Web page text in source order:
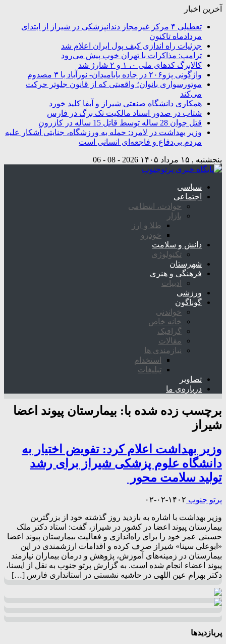
آخرین اخبار
تعطیلی ۴ مرکز غیرمجاز دندانپزشکی در شیراز از ابتدای
مردادماه تاکنون
جزئیات راه اندازی کیف پول ایران اعلام شد
ترامپ: مذاکرات با تهران خوب پیش می‌رود
کالابرگ کدهای ملی ۰، ۱ و ۲ شارژ شد
واژگونی پژو۲۰۶ در جاده بابامیدان- نورآباد با ۳ مصدوم
موتورسواری بانوان؛ واقعیتی که از قانون جلوتر حرکت
می‌کند
همکاری دانشگاه صنعتی شیراز و آبفا کلید خورد
شتاب در صدور اسناد مالکیت تک برگ در فارس
قتل جوان 28 ساله توسط قاتل 15 ساله در کازرون
وزیر بهداشت در لامرد: حمله به ورزشگاه، جنایتی آشکار علیه
مردم بی‌دفاع و فاجعه‌ای انسانی است
پنجشنبه , ۱۵ مرداد ۱۴۰۵ 2026 - 08 - 06
سیاسی
اجتماعی
حوادث، انتظامی
بازار
طلا و ارز
خودرو
دانش و سلامت
تکنولوژی
شهرستان
فرهنگی و هنری
ادبیات
ورزشی
گوناگون
خواندنی
خانه خاص
گرافیک
مقالات
نیازمندی ها
استخدام
تبلیغات
تصاویر
درباره‌ی ما
برچسب زده شده با: بیمارستان پیوند اعضا
شیراز
وزیر بهداشت اعلام کرد: تفویض اختیار به
دانشگاه علوم پزشکی شیراز برای رشد
تولید سلامت محور ‌
پرتو جنوب ۱۴۰۲-۰۲-۰۲
وزیر بهداشت با اشاره به بازدید روز گذشته خود از بزرگترین
بیمارستان پیوند اعضا در کشور در شیراز، گفت: استاد دکتر ملک
حسینی عمر خود را برای راه‌اندازی و فعالیت بیمارستان پیوند اعضا
«ابوعلی سینا» شیراز صرف کرده و اقدامات ارزشمندی در این
بیمارستان در زمینه‌های آموزش، پژوهش و درمان بیماران نیازمند
پیوند اعضاء انجام شده است. به گزارش پرتو جنوب به نقل از ایسنا،
دکتر بهرام عین اللهی در حاشیه نشستی در استانداری فارس […]
پربازدیدها